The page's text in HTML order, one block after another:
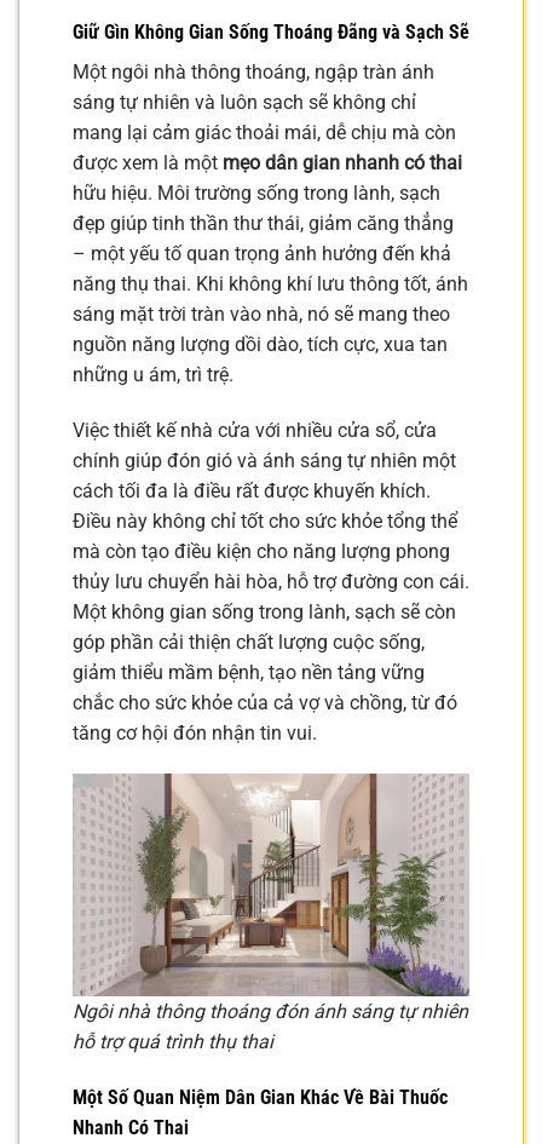
Giữ Gìn Không Gian Sống Thoáng Đãng và Sạch Sẽ
Một ngôi nhà thông thoáng, ngập tràn ánh
sáng tự nhiên và luôn sạch sẽ không chỉ
mang lại cảm giác thoải mái, dễ chịu mà còn
được xem là một mẹo dân gian nhanh có thai
hữu hiệu. Môi trường sống trong lành, sạch
đẹp giúp tinh thần thư thái, giảm căng thẳng
– một yếu tố quan trọng ảnh hưởng đến khả
năng thụ thai. Khi không khí lưu thông tốt, ánh
sáng mặt trời tràn vào nhà, nó sẽ mang theo
nguồn năng lượng dồi dào, tích cực, xua tan
những u ám, trì trệ.
Việc thiết kế nhà cửa với nhiều cửa sổ, cửa
chính giúp đón gió và ánh sáng tự nhiên một
cách tối đa là điều rất được khuyến khích.
Điều này không chỉ tốt cho sức khỏe tổng thể
mà còn tạo điều kiện cho năng lượng phong
thủy lưu chuyển hài hòa, hỗ trợ đường con cái.
Một không gian sống trong lành, sạch sẽ còn
góp phần cải thiện chất lượng cuộc sống,
giảm thiểu mầm bệnh, tạo nền tảng vững
chắc cho sức khỏe của cả vợ và chồng, từ đó
tăng cơ hội đón nhận tin vui.
Ngôi nhà thông thoáng đón ánh sáng tự nhiên
hỗ trợ quá trình thụ thai
Một Số Quan Niệm Dân Gian Khác Về Bài Thuốc
Nhanh Có Thai